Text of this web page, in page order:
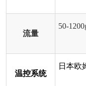
流量
50-
温控系统
日本欧